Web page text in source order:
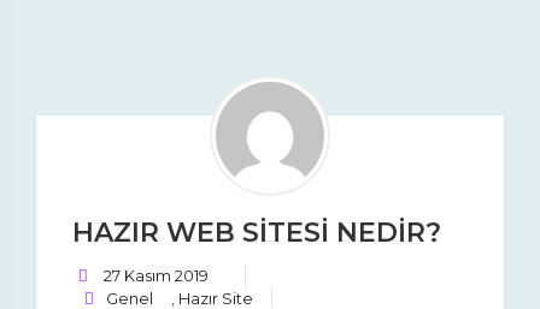
Yardım
HAZIR WEB SİTESİ NEDİR?
27 Kasım 2019
Genel
Hazır Site